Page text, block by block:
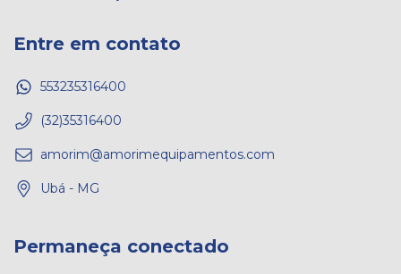
Entre em contato
553235316400
(32)35316400
amorim@amorimequipamentos.com
Ubá - MG
Permaneça conectado